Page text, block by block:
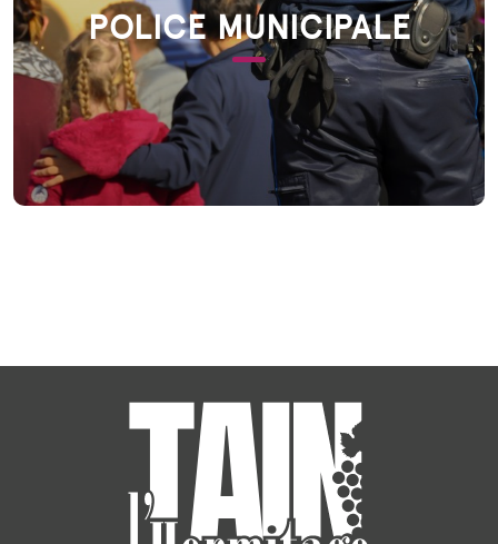
POLICE MUNICIPALE